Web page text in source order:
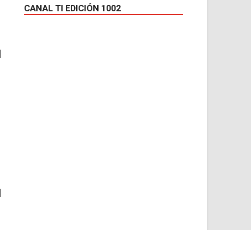
CANAL TI EDICIÓN 1002